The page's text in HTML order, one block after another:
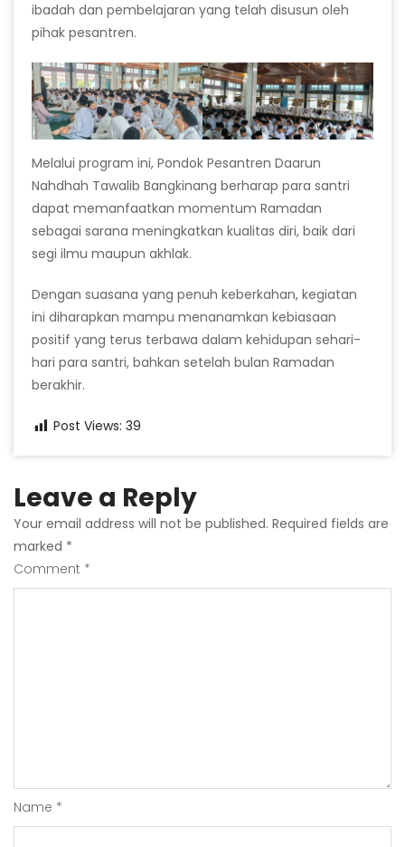
ibadah dan pembelajaran yang telah disusun oleh
pihak pesantren.
Melalui program ini, Pondok Pesantren Daarun
Nahdhah Tawalib Bangkinang berharap para santri
dapat memanfaatkan momentum Ramadan
sebagai sarana meningkatkan kualitas diri, baik dari
segi ilmu maupun akhlak.
Dengan suasana yang penuh keberkahan, kegiatan
ini diharapkan mampu menanamkan kebiasaan
positif yang terus terbawa dalam kehidupan sehari-
hari para santri, bahkan setelah bulan Ramadan
berakhir.
Post Views: 39
Leave a Reply
Your email address will not be published. Required fields are
marked *
Comment *
Name *